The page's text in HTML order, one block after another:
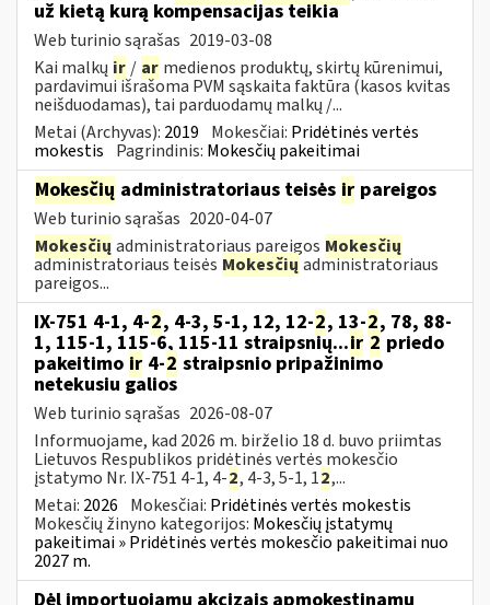
už kietą kurą kompensacijas teikia
Web turinio sąrašas 2019-03-08
Kai malkų ir / ar medienos produktų, skirtų kūrenimui,
pardavimui išrašoma PVM sąskaita faktūra (kasos kvitas
neišduodamas), tai parduodamų malkų /...
Metai (Archyvas): 2019 Mokesčiai: Pridėtinės vertės
mokestis Pagrindinis: Mokesčių pakeitimai
Mokesčių administratoriaus teisės ir pareigos
Web turinio sąrašas 2020-04-07
Mokesčių administratoriaus pareigos Mokesčių
administratoriaus teisės Mokesčių administratoriaus
pareigos...
IX-751 4-1, 4-2, 4-3, 5-1, 12, 12-2, 13-2, 78, 88-
1, 115-1, 115-6, 115-11 straipsnių...ir 2 priedo
pakeitimo ir 4-2 straipsnio pripažinimo
netekusiu galios
Web turinio sąrašas 2026-08-07
Informuojame, kad 2026 m. birželio 18 d. buvo priimtas
Lietuvos Respublikos pridėtinės vertės mokesčio
įstatymo Nr. IX-751 4-1, 4-2, 4-3, 5-1, 12,...
Metai: 2026 Mokesčiai: Pridėtinės vertės mokestis
Mokesčių žinyno kategorijos: Mokesčių įstatymų
pakeitimai » Pridėtinės vertės mokesčio pakeitimai nuo
2027 m.
Dėl importuojamų akcizais apmokestinamų